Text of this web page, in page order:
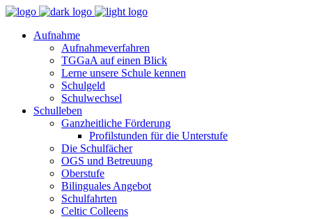
Aufnahme
Aufnahmeverfahren
TGGaA auf einen Blick
Lerne unsere Schule kennen
Schulgeld
Schulwechsel
Schulleben
Ganzheitliche Förderung
Profilstunden für die Unterstufe
Die Schulfächer
OGS und Betreuung
Oberstufe
Bilinguales Angebot
Schulfahrten
Celtic Colleens